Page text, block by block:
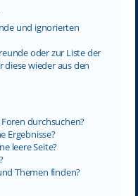
und ignorierten
oder zur Liste der
wieder aus den
durchsuchen?
Ergebnisse?
leere Seite?
Themen finden?